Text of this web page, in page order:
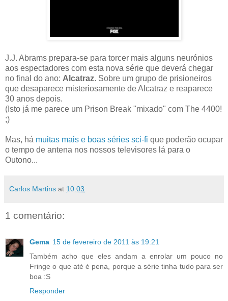
J.J. Abrams prepara-se para torcer mais alguns neurónios
aos espectadores com esta nova série que deverá chegar
no final do ano: Alcatraz. Sobre um grupo de prisioneiros
que desaparece misteriosamente de Alcatraz e reaparece
30 anos depois.
(Isto já me parece um Prison Break "mixado" com The 4400!
;)
Mas, há muitas mais e boas séries sci-fi que poderão ocupar
o tempo de antena nos nossos televisores lá para o
Outono...
Carlos Martins at 10:03
1 comentário:
Gema 15 de fevereiro de 2011 às 19:21
Também acho que eles andam a enrolar um pouco no
Fringe o que até é pena, porque a série tinha tudo para ser
boa :S
Responder